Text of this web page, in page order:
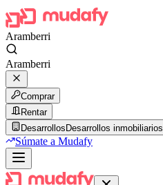
Aramberri
Aramberri
Comprar
Rentar
Desarrollos Desarrollos inmobiliarios
Súmate a Mudafy